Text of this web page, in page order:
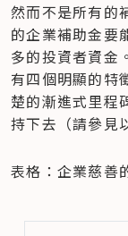
然而不是所有的
的企業補助金要
多的投資者資金
有四個明顯的特
楚的漸進式里程
持下去（請參見
表格：企業慈善